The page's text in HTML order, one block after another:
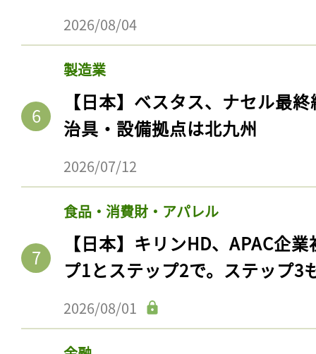
2026/08/04
製造業
【日本】ベスタス、ナセル最
治具・設備拠点は北九州
2026/07/12
食品・消費財・アパレル
【日本】キリンHD、APAC企
プ1とステップ2で。ステップ3
2026/08/01